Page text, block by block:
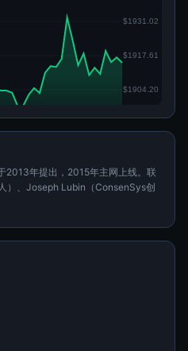
2013年提出，2015年主网上线。联
）、Joseph Lubin（ConsenSys创